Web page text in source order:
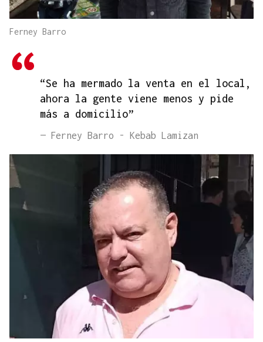
Ferney Barro
“Se ha mermado la venta en el local,
ahora la gente viene menos y pide
más a domicilio”
— Ferney Barro - Kebab Lamizan